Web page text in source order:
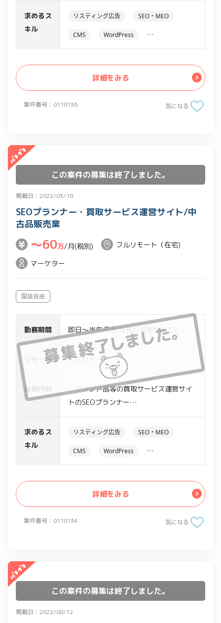
案件番号：0110136
・社内、社外の調整業務
求めるス
キル
リスティング広告 SEO・MEO
CMS WordPress
詳細をみる
気になる
この案件の募集は終了しました。
掲載日：2022/03/10
案件番号：0110134
SEOプランナー・買取サービス運営サイト/中
古品販売業
〜60万/月(税別)
フルリモート（在宅)
マーケター
服装自由
勤務期間 即日～半年予定(延長の可能性あり)
リモート フルリモート
業務内容
・ブランド品等の買取サービス運営サイ
トのSEOプランナー
・チーム体制での運営
求めるス
キル
リスティング広告 SEO・MEO
CMS WordPress
詳細をみる
気になる
この案件の募集は終了しました。
掲載日：2022/08/12